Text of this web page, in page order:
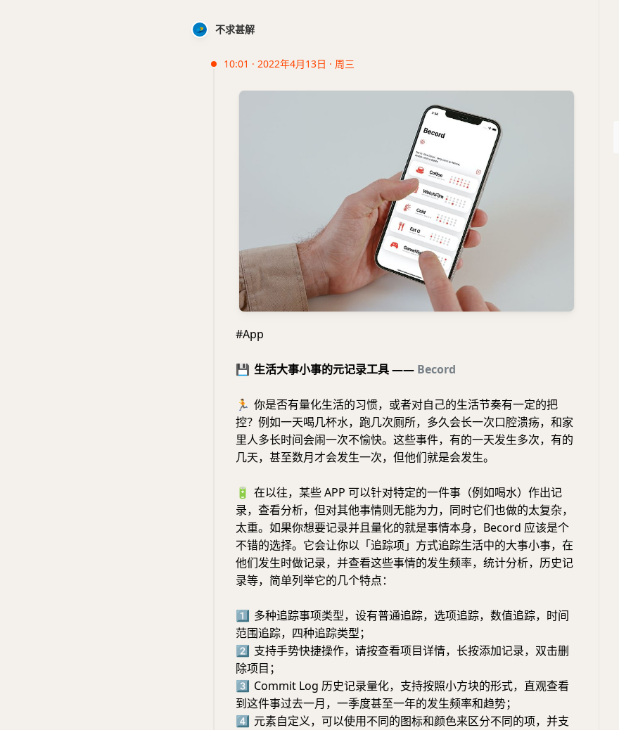
不求甚解
10:01 · 2022年4月13日 · 周三
#App
💾 生活大事小事的元记录工具 —— Becord
🏃 你是否有量化生活的习惯，或者对自己的生活节奏有一定的把
控？例如一天喝几杯水，跑几次厕所，多久会长一次口腔溃疡，和家
里人多长时间会闹一次不愉快。这些事件，有的一天发生多次，有的
几天，甚至数月才会发生一次，但他们就是会发生。
🔋 在以往，某些 APP 可以针对特定的一件事（例如喝水）作出记
录，查看分析，但对其他事情则无能为力，同时它们也做的太复杂，
太重。如果你想要记录并且量化的就是事情本身，Becord 应该是个
不错的选择。它会让你以「追踪项」方式追踪生活中的大事小事，在
他们发生时做记录，并查看这些事情的发生频率，统计分析，历史记
录等，简单列举它的几个特点：
1⃣️ 多种追踪事项类型，设有普通追踪，选项追踪，数值追踪，时间
范围追踪，四种追踪类型；
2⃣️ 支持手势快捷操作，请按查看项目详情，长按添加记录，双击删
除项目；
3⃣️ Commit Log 历史记录量化，支持按照小方块的形式，直观查看
到这件事过去一月，一季度甚至一年的发生频率和趋势；
4⃣️ 元素自定义，可以使用不同的图标和颜色来区分不同的项，并支